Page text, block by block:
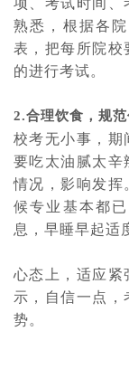
项、考试时间、
熟悉，根据各
表，把每所院校
的进行考试。
2.合理饮食，规
校考无小事，期
要吃太油腻太辛
情况，影响发挥
候专业基本都
息，早睡早起适
心态上，适应紧
示，自信一点，
势。